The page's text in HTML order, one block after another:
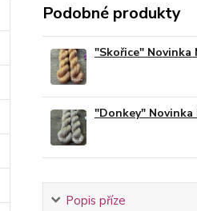
Podobné produkty
"Skořice" Novinka
"Donkey"
Popis příze